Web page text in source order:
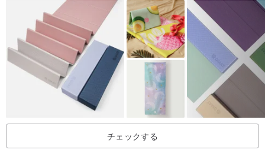
‧ ヨガマットを初めて開梱するとき、少し新しい匂いがあるのは正常
‧ ヨガマットを湿らせた布で数回拭き、新しい製品の臭いを軽減する
ために、涼しい場所に置いて 3 ～ 7 日間自然乾燥させることをお勧
めします。
‧ 酸化や亀裂が促進されやすいため、直射日光にさらさないでくださ
‧ ヨガマットを傷めやすいため、ブラシでこすらないでください。
‧ 清潔を保つため、使用後は少し掃除することをお勧めします。
チェックする